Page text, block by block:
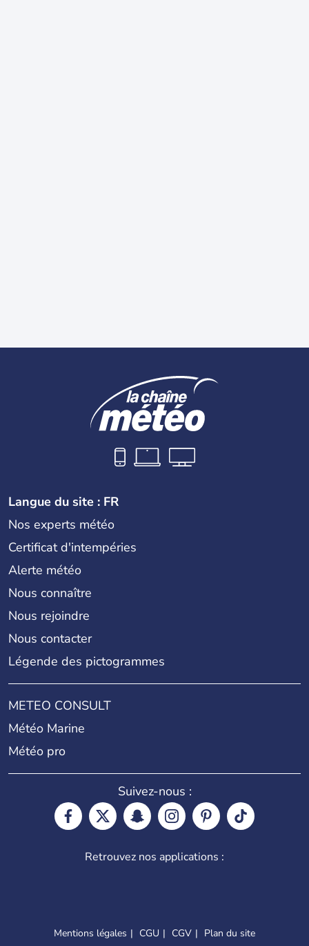
Langue du site : FR
Nos experts météo
Certificat d'intempéries
Alerte météo
Nous connaître
Nous rejoindre
Nous contacter
Légende des pictogrammes
METEO CONSULT
Météo Marine
Météo pro
Suivez-nous :
Retrouvez nos applications :
Mentions légales CGU CGV Plan du site